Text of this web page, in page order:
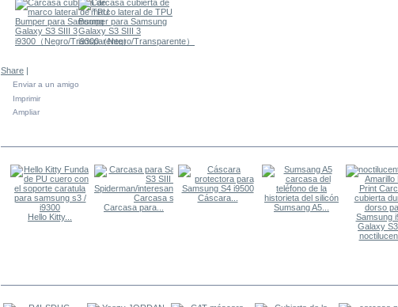
Share |
Enviar a un amigo
Imprimir
Ampliar
Hello Kitty...
Carcasa para...
Cáscara...
Sumsang A5...